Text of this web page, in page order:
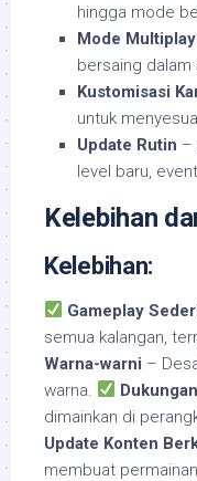
hingga mode
Mode
bersaing
Kustomisasi
untuk
Update Rutin –
level baru,
Kelebihan
Kelebihan:
Gameplay
semua kalangan,
Warna-warni –
warna.
dimainkan di
Update Konten
membuat